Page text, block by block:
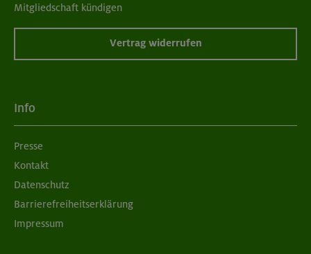
Mitgliedschaft kündigen
Vertrag widerrufen
Info
Presse
Kontakt
Datenschutz
Barrierefreiheitserklärung
Impressum